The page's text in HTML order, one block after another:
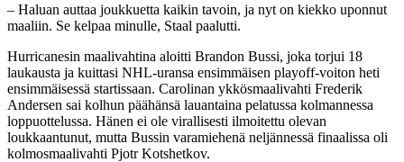
– Haluan auttaa joukkuetta kaikin tavoin, ja nyt on kiekko uponnut
maaliin. Se kelpaa minulle, Staal paalutti.
Hurricanesin maalivahtina aloitti Brandon Bussi, joka torjui 18
laukausta ja kuittasi NHL-uransa ensimmäisen playoff-voiton heti
ensimmäisessä startissaan. Carolinan ykkösmaalivahti Frederik
Andersen sai kolhun päähänsä lauantaina pelatussa kolmannessa
loppuottelussa. Hänen ei ole virallisesti ilmoitettu olevan
loukkaantunut, mutta Bussin varamiehenä neljännessä finaalissa oli
kolmosmaalivahti Pjotr Kotshetkov.